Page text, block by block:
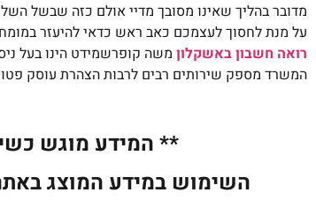
מדובר בהליך שאינו מסובך מדיי אולם כזה שבשל
על מנת לחסוך לעצמכם כאב ראש כדאי להיעזר
רואה חשבון באשקלון משה קופרשמידט הינו בעל
המשרד מספק שירותים רבים לרבות הצהרת עוסק
** המידע מוגש
השימוש במידע המוצג